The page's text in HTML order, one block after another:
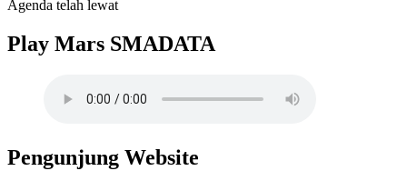
Agenda telah lewat
Play Mars SMADATA
Pengunjung Website